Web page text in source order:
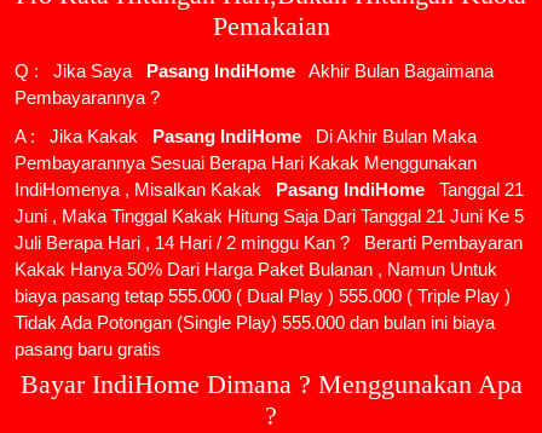
Pemakaian
Q : Jika Saya Pasang IndiHome
Akhir Bulan Bagaimana
Pembayarannya ?
A : Jika Kakak
Pasang IndiHome
Di Akhir Bulan Maka
Pembayarannya Sesuai Berapa Hari Kakak Menggunakan
IndiHomenya , Misalkan Kakak
Pasang IndiHome
Tanggal 21
Juni , Maka Tinggal Kakak Hitung Saja Dari Tanggal 21 Juni Ke 5
Juli Berapa Hari , 14 Hari / 2 minggu Kan ? Berarti Pembayaran
Kakak Hanya 50% Dari Harga Paket Bulanan , Namun Untuk
biaya pasang tetap 555.000 ( Dual Play ) 555.000 ( Triple Play )
Tidak Ada Potongan (Single Play) 555.000 dan bulan ini biaya
pasang baru gratis
Bayar IndiHome Dimana ? Menggunakan Apa
?